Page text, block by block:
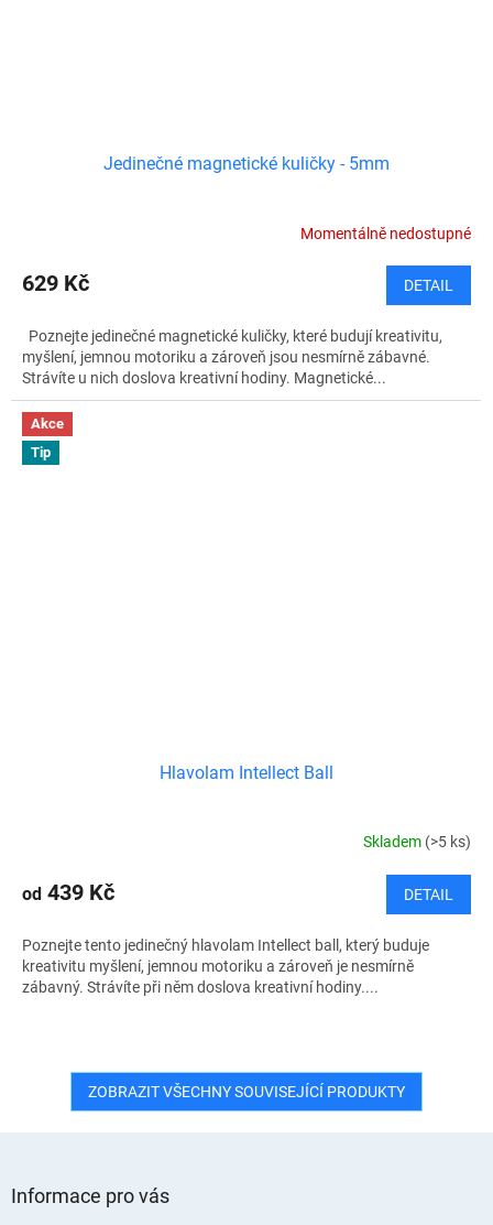
Jedinečné magnetické kuličky - 5mm
Momentálně nedostupné
629 Kč DETAIL
Poznejte jedinečné magnetické kuličky, které budují kreativitu,
myšlení, jemnou motoriku a zároveň jsou nesmírně zábavné.
Strávíte u nich doslova kreativní hodiny. Magnetické...
Akce
Tip
Hlavolam Intellect Ball
Skladem (>5 ks)
od 439 Kč DETAIL
Poznejte tento jedinečný hlavolam Intellect ball, který buduje
kreativitu myšlení, jemnou motoriku a zároveň je nesmírně
zábavný. Strávíte při něm doslova kreativní hodiny....
ZOBRAZIT VŠECHNY SOUVISEJÍCÍ PRODUKTY
Informace pro vás